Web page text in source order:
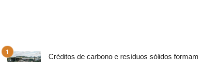
Créditos de carbono e resíduos sólidos formam